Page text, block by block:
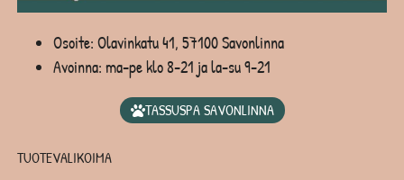
Osoite: Olavinkatu 41, 57100 Savonlinna
Avoinna: ma-pe klo 8-21 ja la-su 9-21
TASSUSPA SAVONLINNA
TUOTEVALIKOIMA